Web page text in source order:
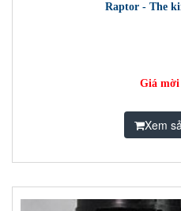
Raptor - The
Giá mời
Xem